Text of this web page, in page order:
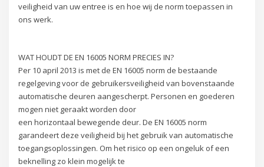
veiligheid van uw entree is en hoe wij de norm toepassen in
ons werk.
WAT HOUDT DE EN 16005 NORM PRECIES IN?
Per 10 april 2013 is met de EN 16005 norm de bestaande
regelgeving voor de gebruikersveiligheid van bovenstaande
automatische deuren aangescherpt. Personen en goederen
mogen niet geraakt worden door
een horizontaal bewegende deur. De EN 16005 norm
garandeert deze veiligheid bij het gebruik van automatische
toegangsoplossingen. Om het risico op een ongeluk of een
beknelling zo klein mogelijk te